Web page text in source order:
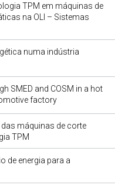
TPM em máquinas de
na OLI – Sistemas
numa indústria
SMED and COSM in a hot
factory
máquinas de corte
TPM
de energia para a